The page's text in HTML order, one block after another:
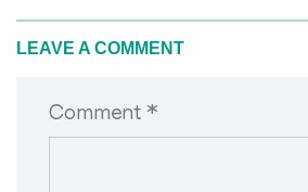
LEAVE A COMMENT
Comment *